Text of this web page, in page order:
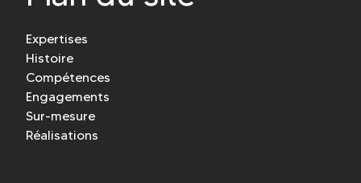
CONTACT
Expertises
Histoire
Compétences
Engagements
Sur-mesure
Réalisations